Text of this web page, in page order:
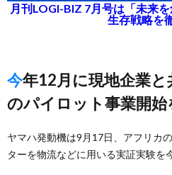
月刊LOGI-BIZ 7月号は「未来
生存戦略を
今年12月に現地企業と共同で実施、20年
のパイロット事業開始
ヤマハ発動機は9月17日、アフリカ
ターを物流などに用いる実証実験を